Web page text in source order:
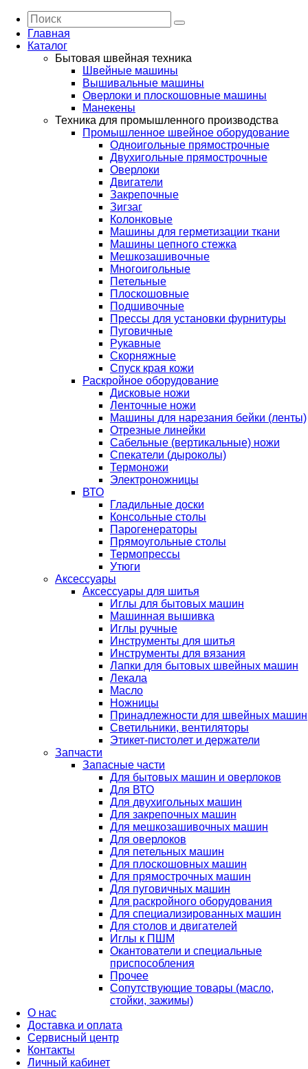
Главная
Каталог
Бытовая швейная техника
Швейные машины
Вышивальные машины
Оверлоки и плоскошовные машины
Манекены
Техника для промышленного производства
Промышленное швейное оборудование
Одноигольные прямострочные
Двухигольные прямострочные
Оверлоки
Двигатели
Закрепочные
Зигзаг
Колонковые
Машины для герметизации ткани
Машины цепного стежка
Мешкозашивочные
Многоигольные
Петельные
Плоскошовные
Подшивочные
Прессы для установки фурнитуры
Пуговичные
Рукавные
Скорняжные
Спуск края кожи
Раскройное оборудование
Дисковые ножи
Ленточные ножи
Машины для нарезания бейки (ленты)
Отрезные линейки
Сабельные (вертикальные) ножи
Спекатели (дыроколы)
Термоножи
Электроножницы
ВТО
Гладильные доски
Консольные столы
Парогенераторы
Прямоугольные столы
Термопрессы
Утюги
Аксессуары
Аксессуары для шитья
Иглы для бытовых машин
Машинная вышивка
Иглы ручные
Инструменты для шитья
Инструменты для вязания
Лапки для бытовых швейных машин
Лекала
Масло
Ножницы
Принадлежности для швейных машин
Светильники, вентиляторы
Этикет-пистолет и держатели
Запчасти
Запасные части
Для бытовых машин и оверлоков
Для ВТО
Для двухигольных машин
Для закрепочных машин
Для мешкозашивочных машин
Для оверлоков
Для петельных машин
Для плоскошовных машин
Для прямострочных машин
Для пуговичных машин
Для раскройного оборудования
Для специализированных машин
Для столов и двигателей
Иглы к ПШМ
Окантователи и специальные
приспособления
Прочее
Сопутствующие товары (масло,
стойки, зажимы)
О нас
Доставка и оплата
Сервисный центр
Контакты
Личный кабинет